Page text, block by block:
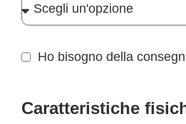
Ho bisogno della
Caratteristiche